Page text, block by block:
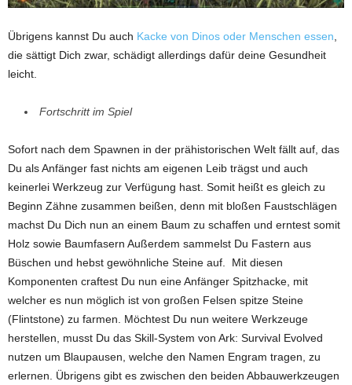
Übrigens kannst Du auch Kacke von Dinos oder Menschen essen
die sättigt Dich zwar, schädigt allerdings dafür deine Gesundheit
leicht.
Fortschritt im Spiel
Sofort nach dem Spawnen in der prähistorischen Welt fällt auf, das
Du als Anfänger fast nichts am eigenen Leib trägst und auch
keinerlei Werkzeug zur Verfügung hast. Somit heißt es gleich zu
Beginn Zähne zusammen beißen, denn mit bloßen Faustschlägen
machst Du Dich nun an einem Baum zu schaffen und erntest somit
Holz sowie Baumfasern Außerdem sammelst Du Fastern aus
Büschen und hebst gewöhnliche Steine auf. Mit diesen
Komponenten craftest Du nun eine Anfänger Spitzhacke, mit
welcher es nun möglich ist von großen Felsen spitze Steine
(Flintstone) zu farmen. Möchtest Du nun weitere Werkzeuge
herstellen, musst Du das Skill-System von Ark: Survival Evolved
nutzen um Blaupausen, welche den Namen Engram tragen, zu
erlernen. Übrigens gibt es zwischen den beiden Abbauwerkzeugen